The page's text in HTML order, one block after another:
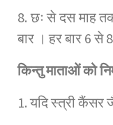
8. छः से दस माह
बार । हर बार 6 से
किन्तु माताओं को
1. यदि स्त्री कैंसर